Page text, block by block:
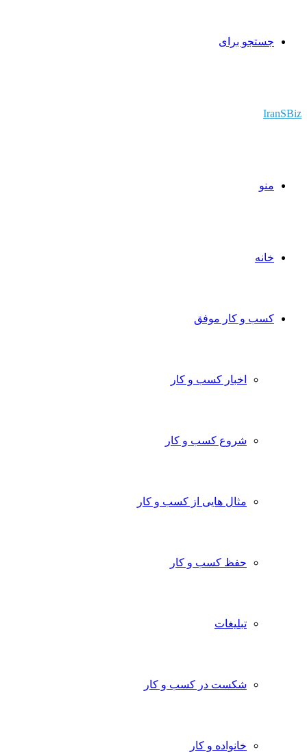
جستجو برای
IranSBiz
منو
خانه
کسب و کار موفق
اخبار کسب و کار
شروع کسب و کار
مثال هایی از کسب و کار
حفظ کسب و کار
تبلیغات
شکست در کسب و کار
خانواده و کار